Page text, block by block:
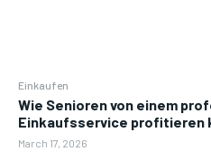
Einkaufen
Wie Senioren von einem
Einkaufsservice profitieren
March 17, 2026